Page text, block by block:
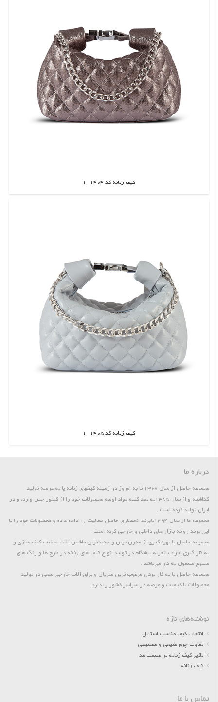
کیف زنانه کد 1404-1
اطلاعات بیشتر
کیف زنانه کد 1405-1
اطلاعات بیشتر
درباره ما
مجموعه حاصل از سال 1367 تا به امروز در زمینه کیفهای زنانه پا به عرصه تولید
گذاشته و از سال 1385به بعد کلیه مواد اولیه محصولات خود را از کشور چین وارد، و در
ایران تولید کرده است .
مجموعه ما از سال 1394بابرند انحصاری حاصل فعالیت را ادامه داده و محصولات خود را با
این برند روانه بازار های داخلی و خارجی کرده است .
مجموعه حاصل با بهره گیری از مدرن ترین و جدیدترین ماشین آلات صنعت کیف سازی و
به کار گیری افراد باتجربه پیشگام در تولید انواع کیف های زنانه در طرح ها و رنگ های
متنوع مشغول به کار می‌باشد .
مجموعه حاصل با به کار بردن مرغوب ترین متریال و یراق آلات خارجی سعی در تولید
محصولات با کیفیت و عرضه در سراسر کشور را دارد.
نوشته‌های تازه
انتخاب کیف مناسب استایل
تفاوت چرم طبیعی و مصنوعی
تاثیر کیف زنانه بر صنعت مد
کیف زنانه
تماس با ما